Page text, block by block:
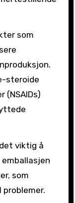
som
steroide
(NSAIDs)
viktig å
som